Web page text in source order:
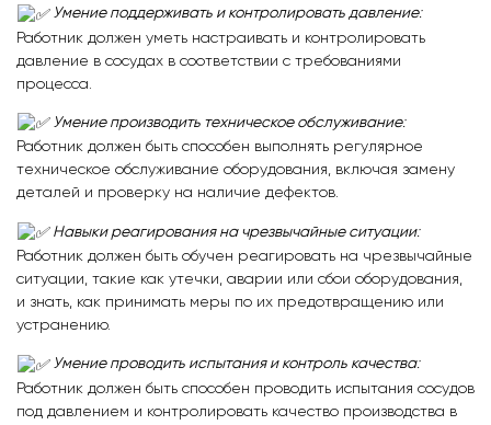
Умение поддерживать и контролировать давление:
Работник должен уметь настраивать и контролировать
давление в сосудах в соответствии с требованиями
процесса.
Умение производить техническое обслуживание:
Работник должен быть способен выполнять регулярное
техническое обслуживание оборудования, включая замену
деталей и проверку на наличие дефектов.
Навыки реагирования на чрезвычайные ситуации:
Работник должен быть обучен реагировать на чрезвычайные
ситуации, такие как утечки, аварии или сбои оборудования,
и знать, как принимать меры по их предотвращению или
устранению.
Умение проводить испытания и контроль качества:
Работник должен быть способен проводить испытания сосудов
под давлением и контролировать качество производства в